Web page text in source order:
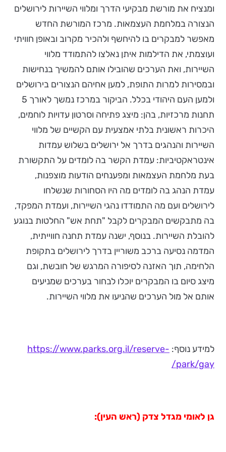
ומנציח את מורשת מבקיעי הדרך ומלווי השיירות לירושלים
הנצורה במלחמת העצמאות. מרכז המורשת החדש
מאפשר למבקרים בו להיחשף ולהכיר מקרוב ובאופן חוויתי
ועוצמתי, את הדילמות איתן נאלצו להתמודד מלווי
השיירות, ואת הערכים שהובילו אותם להמשיך בנחישות
ובמסירות למרות התופת, למען אחיהם הנצורים בירושלים
ולמען העם היהודי בכלל. הביקור במרכז נמשך לאורך 5
תחנות מרכזיות, בהן: מיצג פתיחה וסרטון עדויות לוחמים,
היכרות ראשונית בלתי אמצעית עם הקשיים של מלווי
השיירות והנהגים בדרך אל ירושלים בשלוש עמדות
אינטראקטיביות: עמדת הקשר בה לומדים על התקשורת
בעת מלחמת העצמאות ומפענחים הודעות מוצפנות,
עמדת הנהג בה לומדים מה היו הסחורות שנשלחו
לירושלים ועם מה התמודדו נהגי השיירות, ועמדת המפקד,
בה מתבקשים המבקרים לקבל "תחת אש" החלטות בנוגע
להובלת השיירות. בנוסף, ישנה עמדת תחנה חווייתית,
המדמה נסיעה ברכב משוריין בדרך לירושלים בתקופת
הלחימה, תוך האזנה לסיפורה המרגש של חובשת, וגם
מיצג סיום בו המבקרים יוכלו לבחור בערכים שמניעים
אותם אל מול הערכים שהניעו את מלווי השיירות.
למידע נוסף: https://www.parks.org.il/reserve-
park/gay/
גן לאומי מגדל צדק (ראש העין):